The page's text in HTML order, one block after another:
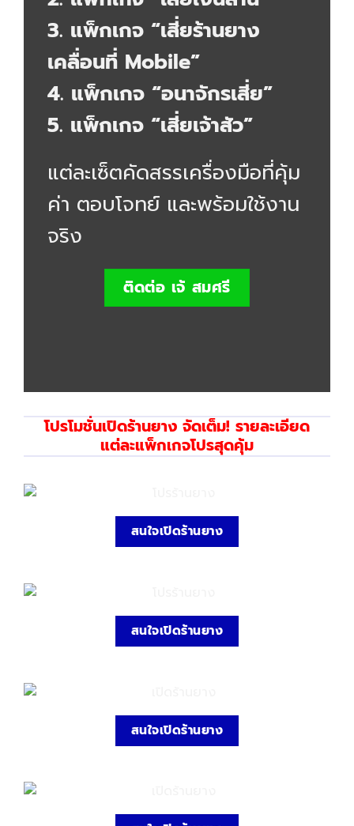
3. แพ็กเกจ “เสี่ยร้านยาง
เคลื่อนที่ Mobile”
4. แพ็กเกจ “อนาจักรเสี่ย”
5. แพ็กเกจ “เสี่ยเจ้าสัว”
แต่ละเซ็ตคัดสรรเครื่องมือที่คุ้ม
ค่า ตอบโจทย์ และพร้อมใช้งาน
จริง
ติดต่อ เจ้ สมศรี
โปรโมชั่นเปิดร้านยาง จัดเต็ม! รายละเอียด
แต่ละแพ็กเกจโปรสุดคุ้ม
สนใจเปิดร้านยาง
สนใจเปิดร้านยาง
สนใจเปิดร้านยาง